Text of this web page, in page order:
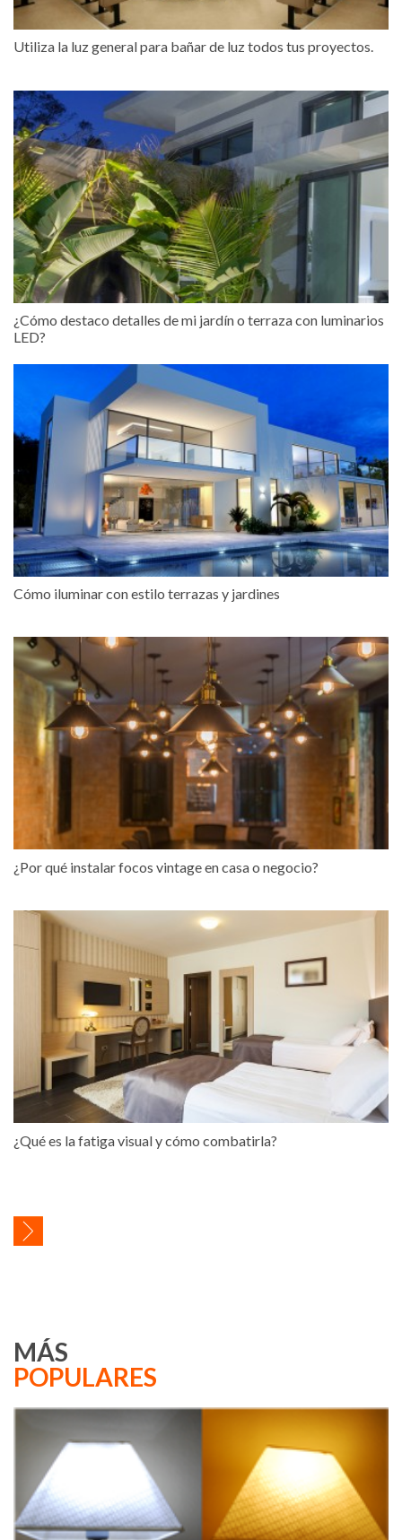
Utiliza la luz general para bañar de luz todos tus proyectos.
¿Cómo destaco detalles de mi jardín o terraza con luminarios
LED?
Cómo iluminar con estilo terrazas y jardines
¿Por qué instalar focos vintage en casa o negocio?
¿Qué es la fatiga visual y cómo combatirla?
MÁS
POPULARES